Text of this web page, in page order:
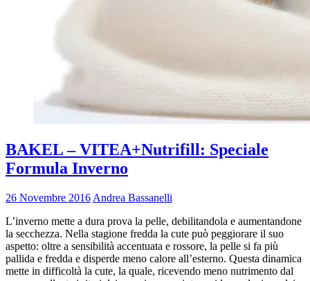
BAKEL – VITEA+Nutrifill: Speciale
Formula Inverno
26 Novembre 2016 Andrea Bassanelli
L’inverno mette a dura prova la pelle, debilitandola e aumentandone
la secchezza. Nella stagione fredda la cute può peggiorare il suo
aspetto: oltre a sensibilità accentuata e rossore, la pelle si fa più
pallida e fredda e disperde meno calore all’esterno. Questa dinamica
mette in difficoltà la cute, la quale, ricevendo meno nutrimento dal